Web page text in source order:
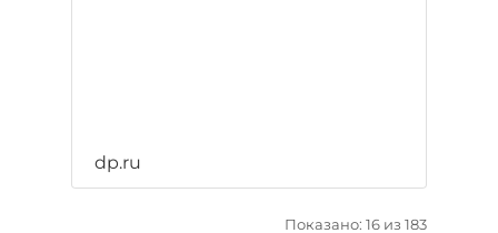
dp.ru
Показано: 16 из 183